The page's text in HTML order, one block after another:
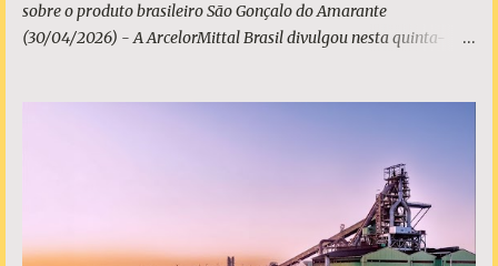
sobre o produto brasileiro São Gonçalo do Amarante
(30/04/2026) - A ArcelorMittal Brasil divulgou nesta quinta-
e operacionais da organização e de todo o setor do aço brasileiro.
Ainda assim, a empresa manteve-se como líder no Brasil, com
42% da produção nacional de aço bruto, os investimentos
programados e permaneceu firme em seus valores de segurança,